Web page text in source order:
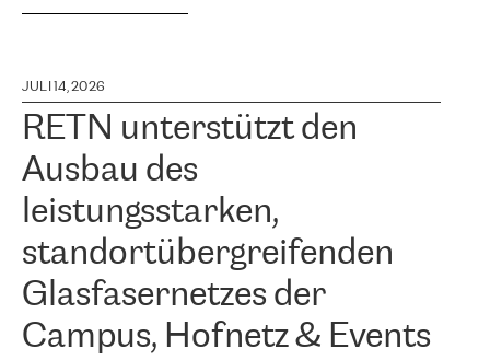
JULI 14, 2026
RETN unterstützt den
Ausbau des
leistungsstarken,
standortübergreifenden
Glasfasernetzes der
Campus, Hofnetz & Events